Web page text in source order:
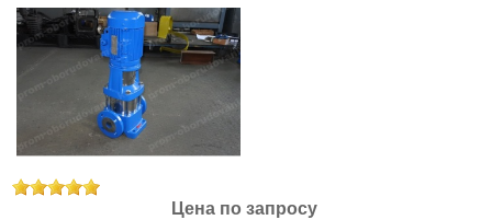
Цена по запросу